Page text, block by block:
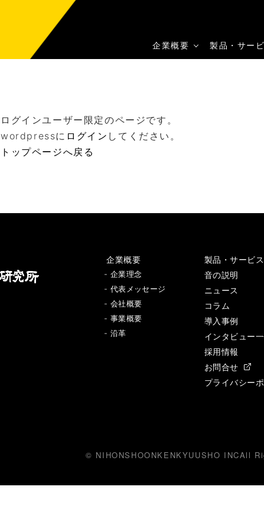
企業概要 製品・サー
ログインユーザー限定のページです。
wordpressに ログイン してください。
トップページへ戻る
企業概要
- 企業理念
- 代表メッセージ
- 会社概要
- 事業概要
- 沿革
製品・サービス
音の説明
ニュース
コラム
導入事例
インタビュー
採用情報
お問合せ
プライバシー
© NIHONSHOONKENKYUUSHO INCAll R